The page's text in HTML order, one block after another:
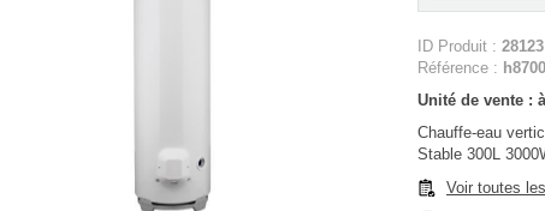
ID Produit : 28123
Référence :
Unité de vente :
Chauffe-eau
Stable 300L
Voir toutes